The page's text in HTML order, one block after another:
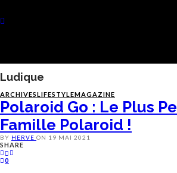
Ludique
ARCHIVESLIFESTYLEMAGAZINE
Polaroid Go : Le Plus
Famille Polaroid !
BY HERVE ON 19 MAI 2021
SHARE
0